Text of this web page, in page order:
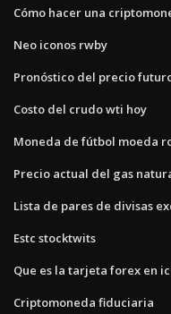
Cómo hacer una
Neo iconos rwby
Pronóstico del precio
Costo del crudo wti hoy
Moneda de fútbol moeda
Precio actual del gas
Lista de pares de divisas
Estc stocktwits
Que es la tarjeta forex en
Criptomoneda fiduciaria